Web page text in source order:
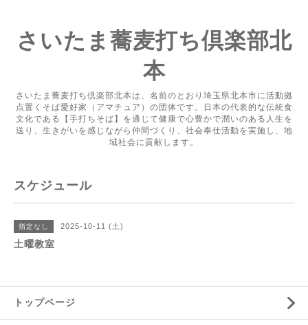
さいたま蕎麦打ち倶楽部北
本
さいたま蕎麦打ち倶楽部北本は、名前のとおり埼玉県北本市に活動拠
点置くそば愛好家（アマチュア）の団体です。日本の代表的な伝統食
文化である【手打ちそば】を通じて健康で心豊かで潤いのある人生を
送り、生きがいを感じながら仲間づくり、社会奉仕活動を実施し、地
域社会に貢献します。
スケジュール
指定なし 2025-10-11 (土)
土曜教室
トップページ